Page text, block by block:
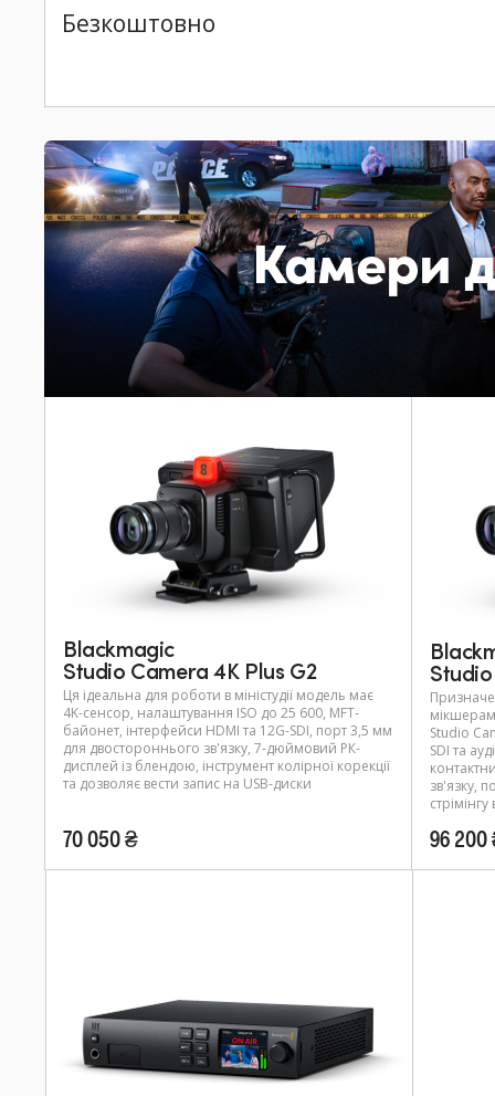
Безкоштовно
Камери
Blackmagic
Studio Camera 4K Plus G2
Ця ідеальна для роботи в міністудії модель має
4K-сенсор, налаштування ISO до 25 600, MFT-
байонет, інтерфейси HDMI та 12G-SDI, порт 3,5 мм
для двостороннього зв'язку, 7-дюймовий РК-
дисплей із блендою, інструмент колірної корекції
та дозволяє вести запис на USB-диски
70 050 ₴
Studio
SDI та
зв'язку,
стрімінгу
96 200